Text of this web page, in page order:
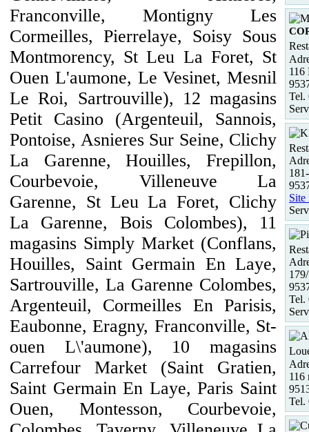
Franconville, Montigny Les
Cormeilles, Pierrelaye, Soisy Sous
Montmorency, St Leu La Foret, St
Ouen L'aumone, Le Vesinet, Mesnil
Le Roi, Sartrouville), 12 magasins
Petit Casino (Argenteuil, Sannois,
Pontoise, Asnieres Sur Seine, Clichy
La Garenne, Houilles, Frepillon,
Courbevoie, Villeneuve La
Garenne, St Leu La Foret, Clichy
La Garenne, Bois Colombes), 11
magasins Simply Market (Conflans,
Houilles, Saint Germain En Laye,
Sartrouville, La Garenne Colombes,
Argenteuil, Cormeilles En Parisis,
Eaubonne, Eragny, Franconville, St-
ouen L\'aumone), 10 magasins
Carrefour Market (Saint Gratien,
Saint Germain En Laye, Paris Saint
Ouen, Montesson, Courbevoie,
116
Tel.
Site
Tel.
116
Tel.